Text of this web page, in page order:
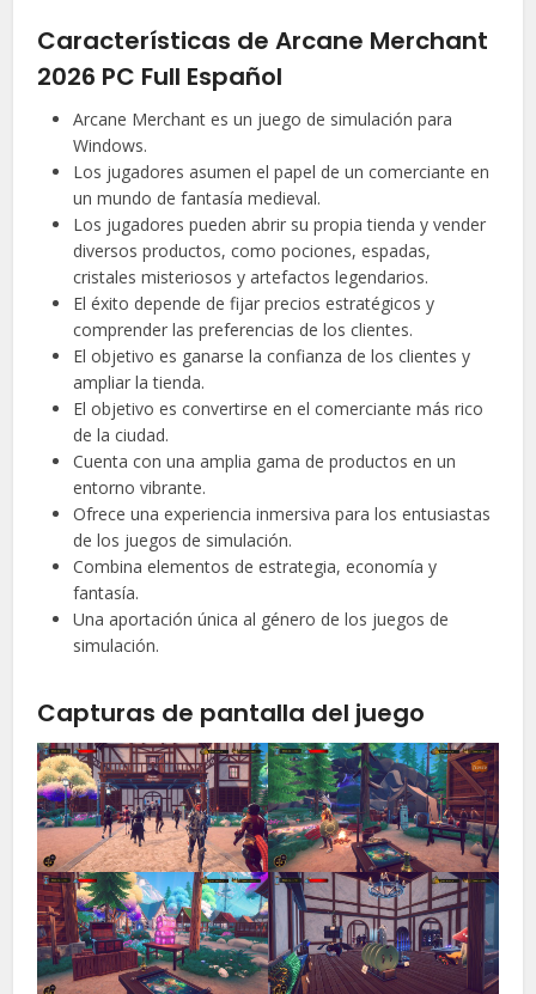
Características de Arcane Merchant
2026 PC Full Español
Arcane Merchant es un juego de simulación para
Windows.
Los jugadores asumen el papel de un comerciante en
un mundo de fantasía medieval.
Los jugadores pueden abrir su propia tienda y vender
diversos productos, como pociones, espadas,
cristales misteriosos y artefactos legendarios.
El éxito depende de fijar precios estratégicos y
comprender las preferencias de los clientes.
El objetivo es ganarse la confianza de los clientes y
ampliar la tienda.
El objetivo es convertirse en el comerciante más rico
de la ciudad.
Cuenta con una amplia gama de productos en un
entorno vibrante.
Ofrece una experiencia inmersiva para los entusiastas
de los juegos de simulación.
Combina elementos de estrategia, economía y
fantasía.
Una aportación única al género de los juegos de
simulación.
Capturas de pantalla del juego